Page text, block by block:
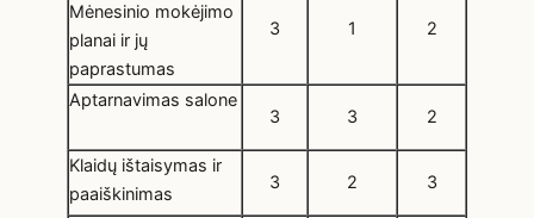
Mėnesinio mokėjimo
planai ir jų
paprastumas
3 1 2
Aptarnavimas salone
3
3 2
Klaidų ištaisymas ir
paaiškinimas
3 2 3